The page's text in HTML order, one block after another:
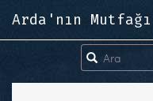
Arda'nın Mutfağı